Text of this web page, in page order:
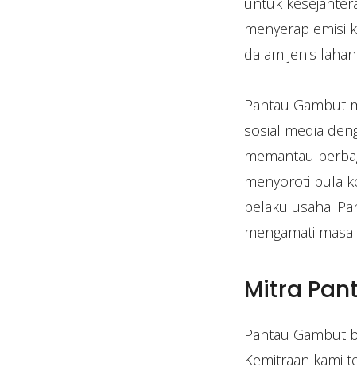
menyerap emisi
dalam jenis
Pantau Gambut
sosial media
memantau
menyoroti pula
pelaku usaha.
mengamati
Mitra
Pantau Gambut
Kemitraan kami